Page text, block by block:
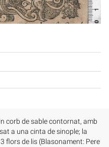
corb de sable contornat, amb
a una cinta de sinople; la
flors de lis (Blasonament: Pere